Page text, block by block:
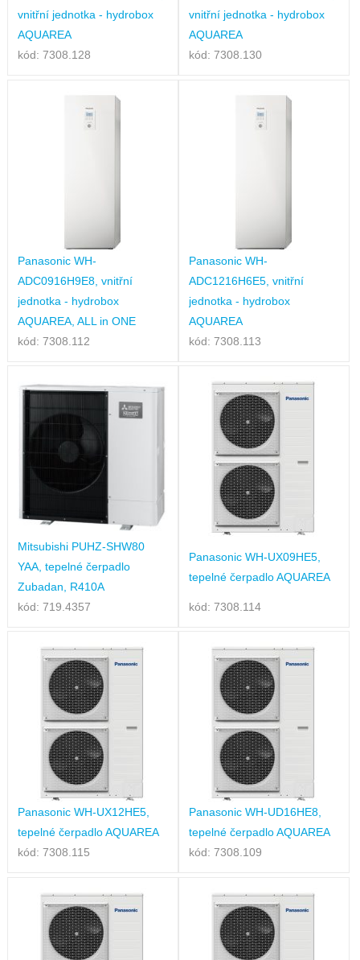
vnitřní jednotka - hydrobox
AQUAREA
kód: 7308.128
vnitřní jednotka - hydrobox
AQUAREA
kód: 7308.130
Panasonic WH-
ADC0916H9E8, vnitřní
jednotka - hydrobox
AQUAREA, ALL in ONE
kód: 7308.112
Panasonic WH-
ADC1216H6E5, vnitřní
jednotka - hydrobox
AQUAREA
kód: 7308.113
Mitsubishi PUHZ-SHW80
YAA, tepelné čerpadlo
Zubadan, R410A
kód: 719.4357
Panasonic WH-UX09HE5,
tepelné čerpadlo AQUAREA
kód: 7308.114
Panasonic WH-UX12HE5,
tepelné čerpadlo AQUAREA
kód: 7308.115
Panasonic WH-UD16HE8,
tepelné čerpadlo AQUAREA
kód: 7308.109